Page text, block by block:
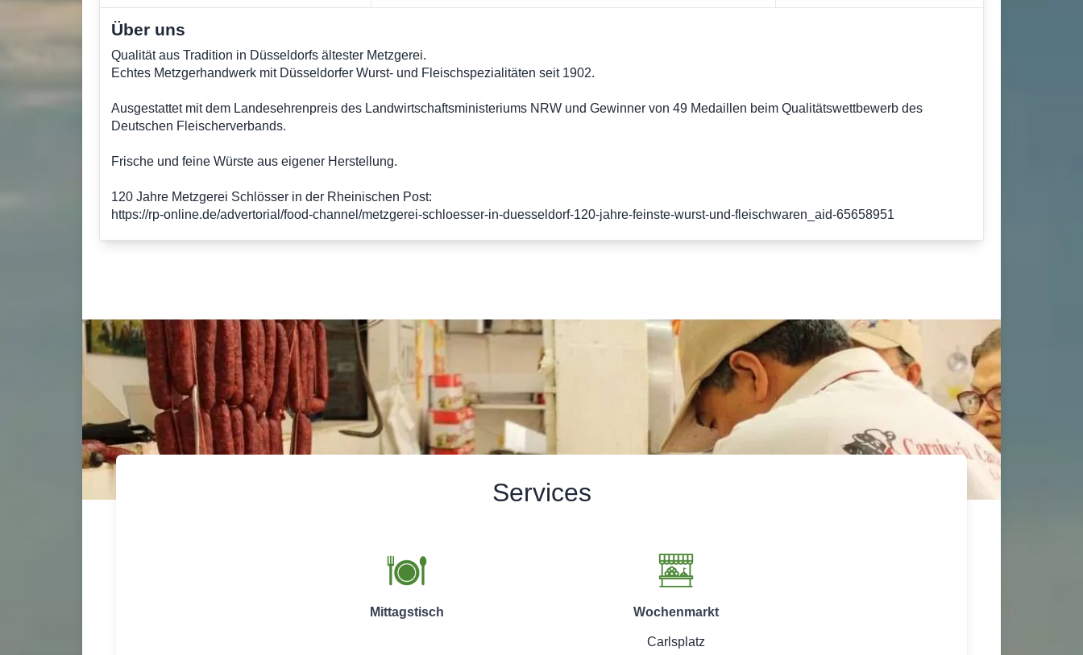
Über uns
Qualität aus Tradition in Düsseldorfs ältester Metzgerei.
Echtes Metzgerhandwerk mit Düsseldorfer Wurst- und Fleischspezialitäten seit 1902.
Ausgestattet mit dem Landesehrenpreis des Landwirtschaftsministeriums NRW und Gewinner von 49 Medaillen beim Qualitätswettbewerb des
Deutschen Fleischerverbands.
Frische und feine Würste aus eigener Herstellung.
120 Jahre Metzgerei Schlösser in der Rheinischen Post:
https://rp-online.de/advertorial/food-channel/metzgerei-schloesser-in-duesseldorf-120-jahre-feinste-wurst-und-fleischwaren_aid-65658951
Services
Mittagstisch Wochenmarkt
Carlsplatz